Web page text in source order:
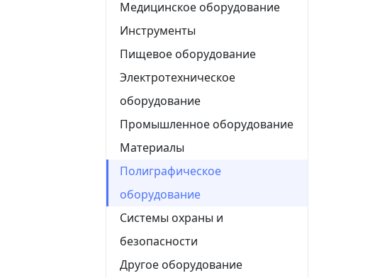
Медицинское оборудование
Инструменты
Пищевое оборудование
Электротехническое
оборудование
Промышленное оборудование
Материалы
Полиграфическое
оборудование
Системы охраны и
безопасности
Другое оборудование